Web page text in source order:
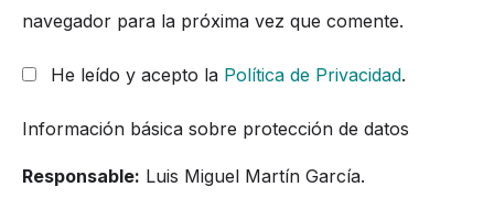
navegador para la próxima vez que comente.
He leído y acepto la Política de Privacidad.
Información básica sobre protección de datos
Responsable: Luis Miguel Martín García.